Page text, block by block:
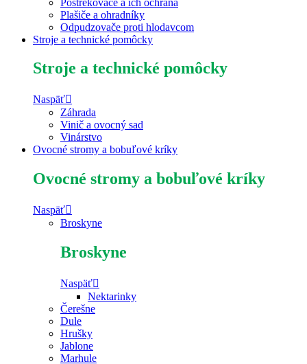
Plašiče a ohradníky
Odpudzovače proti hlodavcom
Stroje a technické pomôcky
Stroje a technické pomôcky
Naspäť
Záhrada
Vinič a ovocný sad
Vinárstvo
Ovocné stromy a bobuľové kríky
Ovocné stromy a bobuľové kríky
Naspäť
Broskyne
Broskyne
Naspäť
Nektarinky
Čerešne
Dule
Hrušky
Jablone
Marhule